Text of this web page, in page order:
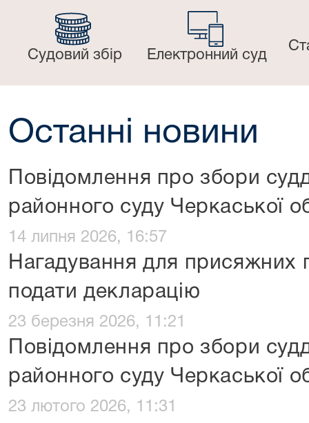
Судовий збір Електронний суд
Останні новини
Повідомлення про збори
районного суду Черкаської
14 липня 2026, 16:57
Нагадування для присяжних
подати декларацію
23 березня 2026, 11:21
Повідомлення про збори
районного суду Черкаської
23 лютого 2026, 11:31